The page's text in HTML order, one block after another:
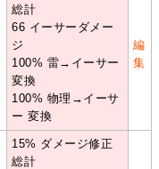
総計
66 イーサーダメー
ジ
100% 雷→イーサー
変換
100% 物理→イーサ
ー 変換
編
集
15% ダメージ修正
総計